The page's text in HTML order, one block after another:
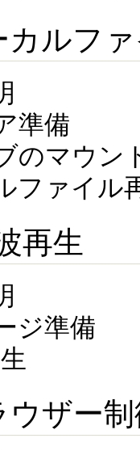
ルファ
準備
のマウン
ファイル
再生
ジ準備
ザー制